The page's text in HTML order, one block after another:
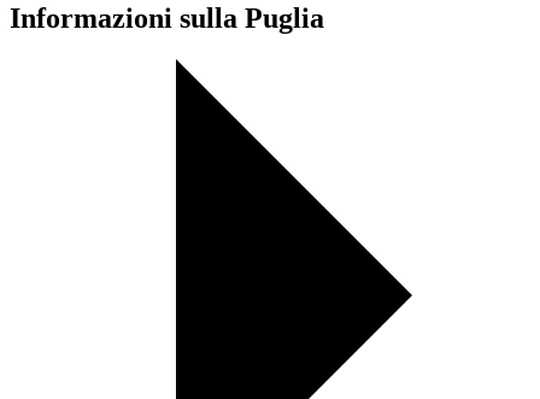
Informazioni sulla Puglia